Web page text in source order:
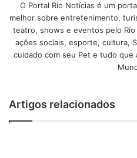
comandada por Rafael
dono (seu pai), e por sua
Para o Dia das Mães, uma
para almoçar ou jantar no fim
12 e ganhe 10% de desconto
Telefone: 32288879
Segunda a sábado – das 9h
O Portal Rio Notícias é um
melhor sobre entretenimento,
teatro, shows e eventos pelo
ações sociais, esporte, cultura,
cuidado com seu Pet e tudo que
Artigos relacionados